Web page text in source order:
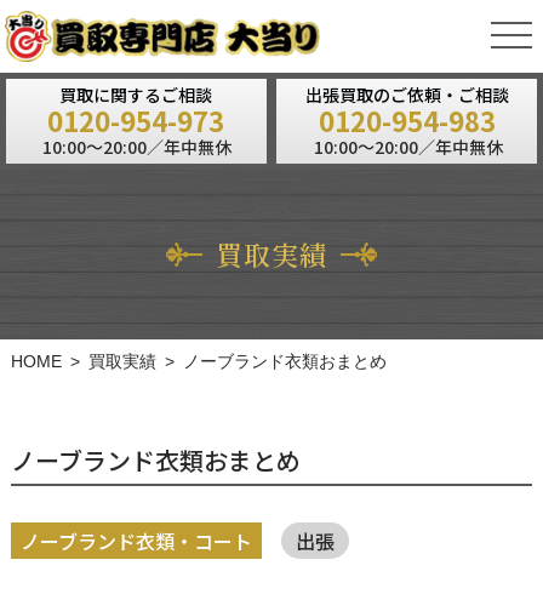
買取に関するご相談
0120-954-973
10:00～20:00／年中無休
出張買取のご依頼・ご相談
0120-954-983
10:00～20:00／年中無休
買取実績
HOME 買取実績 ノーブランド衣類おまとめ
ノーブランド衣類おまとめ
ノーブランド衣類・コート 出張